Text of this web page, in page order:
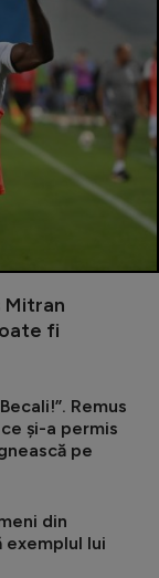
Mitran
fi
Remus
și-a permis
pe
din
exemplul lui